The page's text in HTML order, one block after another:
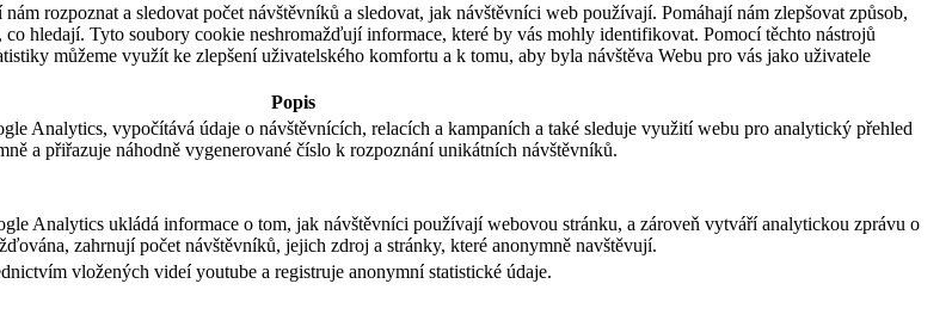
rozpoznat a sledovat počet návštěvníků a sledovat, jak návštěvníci web používají. Pomáhají nám zlepšovat způsob,
hledají. Tyto soubory cookie neshromažďují informace, které by vás mohly identifikovat. Pomocí těchto nástrojů
můžeme využít ke zlepšení uživatelského komfortu a k tomu, aby byla návštěva Webu pro vás jako uživatele
Popis
Analytics, vypočítává údaje o návštěvnících, relacích a kampaních a také sleduje využití webu pro analytický přehled
a přiřazuje náhodně vygenerované číslo k rozpoznání unikátních návštěvníků.
Analytics ukládá informace o tom, jak návštěvníci používají webovou stránku, a zároveň vytváří analytickou zprávu o
zahrnují počet návštěvníků, jejich zdroj a stránky, které anonymně navštěvují.
vložených videí youtube a registruje anonymní statistické údaje.